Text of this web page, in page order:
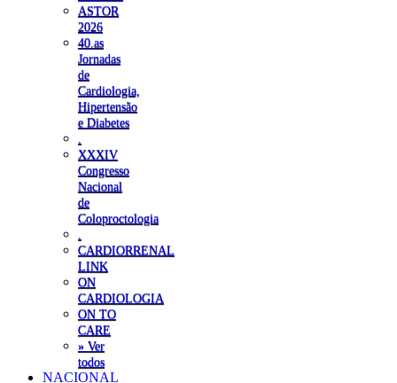
ASTOR
2026
40.as
Jornadas
de
Cardiologia,
Hipertensão
e Diabetes
XXXIV
Congresso
Nacional
de
Coloproctologia
CARDIORRENAL
LINK
ON
CARDIOLOGIA
ON TO
CARE
» Ver
todos
NACIONAL